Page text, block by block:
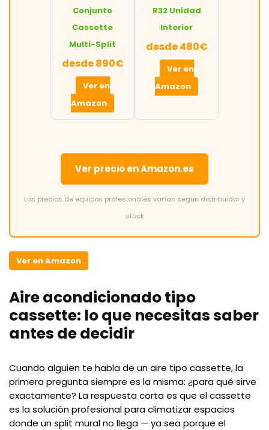
Conjunto
Cassette
Multi-Split
desde 890€
Ver en
Amazon
R32 Unidad
Interior
desde 480€
Ver en
Amazon
Ver precio en Amazon.es
Los precios de equipos profesionales varían según distribuidor y
stock
Ver en Amazon
Aire acondicionado tipo
cassette: lo que necesitas saber
antes de decidir
Cuando alguien te habla de un aire tipo cassette, la
primera pregunta siempre es la misma: ¿para qué sirve
exactamente? La respuesta corta es que el cassette
es la solución profesional para climatizar espacios
donde un split mural no llega — ya sea porque el